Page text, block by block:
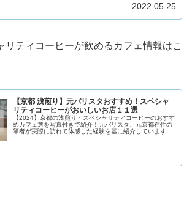
の方、ライトアップがなくともお勧めです。2022.05.25
リティコーヒーが飲めるカフェ情報はこ
【京都 浅煎り】元バリスタおすすめ！スペシャ
リティコーヒーがおいしいお店１１選
【2024】京都の浅煎り・スペシャリティコーヒーのおすす
めカフェ選を写真付きで紹介！元バリスタ、元京都在住の
筆者が実際に訪れて体感した経験を基に紹介しています。